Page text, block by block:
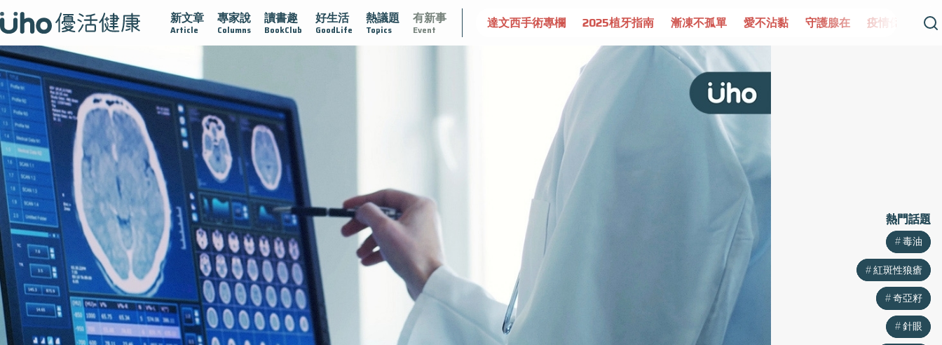
新文章
Article
專家說
Columns
讀書趣
BookClub
好生活
GoodLife
熱議題
Topics
有新事
Event
疫情保衛戰 再生醫學 愛的未來視 認識攝護腺肥大 守護骨骼健康 達文西手術專欄 2025植牙指南 漸凍不孤單 愛不沾黏 守護腺在 疫情保衛戰 再生醫學 愛的
熱門話題
毒油
紅斑性狼瘡
奇亞籽
針眼
熱門話題
毒油
紅斑性狼瘡
奇亞籽
針眼